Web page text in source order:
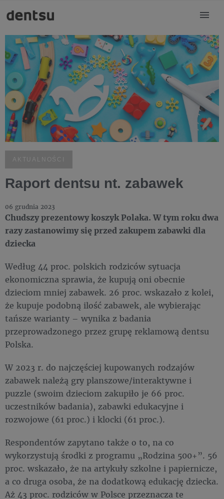
AKTUALNOŚCI
Raport dentsu nt. zabawek
06 grudnia 2023
Chudszy prezentowy koszyk Polaka. W tym roku dwa
razy zastanowimy się przed zakupem zabawki dla
dziecka
Według 44 proc. polskich rodziców sytuacja
ekonomiczna sprawia, że kupują oni obecnie
dzieciom mniej zabawek. 26 proc. wskazało z kolei,
że kupuje podobną ilość zabawek, ale wybierając
tańsze warianty – wynika z badania
przeprowadzonego przez grupę reklamową dentsu
Polska.
W 2023 r. do najczęściej kupowanych rodzajów
zabawek należą gry planszowe/interaktywne i
puzzle (swoim dzieciom zakupiło je 66 proc.
uczestników badania), zabawki edukacyjne i
rozwojowe (61 proc.) i klocki (61 proc.).
Respondentów zapytano także o to, na co
wykorzystują środki z programu „Rodzina 500+”. 56
proc. wskazało, że na artykuły szkolne i papiernicze,
a co druga osoba, że na dodatkową edukację dziecka.
Aż 43 proc. rodziców w Polsce przeznacza te